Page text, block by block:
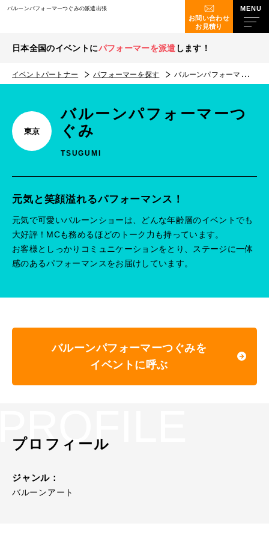
バルーンパフォーマーつぐみの派遣出張
お問い合わせ
お見積り
日本全国のイベントにパフォーマーを派遣 します！
イベントパートナー パフォーマーを探す バルーンパフォーマーつぐみ
東京
バルーンパフォーマーつ
ぐみ
TSUGUMI
元気と笑顔溢れるパフォーマンス！
元気で可愛いバルーンショーは、どんな年齢層のイベントでも
大好評！MCも務めるほどのトーク力も持っています。
お客様としっかりコミュニケーションをとり、ステージに一体
感のあるパフォーマンスをお届けしています。
バルーンパフォーマーつぐみを
イベントに呼ぶ
プロフィール
ジャンル：
バルーンアート